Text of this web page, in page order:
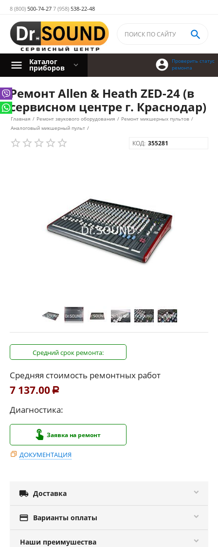
8 (800) 500-74-27 7 (958) 538-22-48
Проверить статус
ремонта


Каталог
приборов
Ремонт Allen & Heath ZED-24 (в
сервисном центре г. Краснодар)
Главная / Ремонт звукового оборудования / Ремонт микшерных пультов /
Аналоговый микшерный пульт /
КОД: 355281
Средний срок ремонта:
Средняя стоимость ремонтных работ
7 137.00 Р
Диагностика:
Заявка на ремонт
ДОКУМЕНТАЦИЯ
 Доставка
 Варианты оплаты
Наши преимушества